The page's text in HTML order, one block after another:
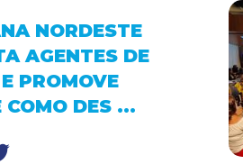
NORDESTE
AGENTES DE
PROMOVE
COMO DES ...